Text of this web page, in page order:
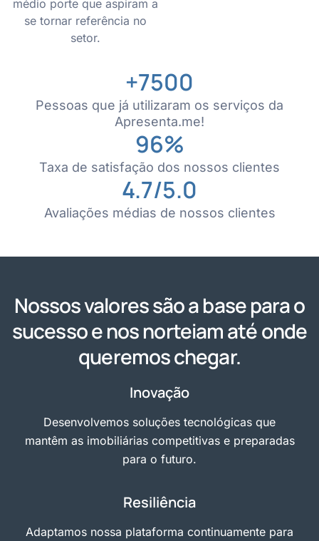
médio porte que aspiram a
se tornar referência no
setor.
Pessoas que já utilizaram os serviços da
Apresenta.me!
+7500
Taxa de satisfação dos nossos clientes
96%
Avaliações médias de nossos clientes
4.7/5.0
Nossos valores são a base para o
sucesso e nos norteiam até onde
queremos chegar.
Inovação
Desenvolvemos soluções tecnológicas que
mantêm as imobiliárias competitivas e preparadas
para o futuro.
Resiliência
Adaptamos nossa plataforma continuamente para